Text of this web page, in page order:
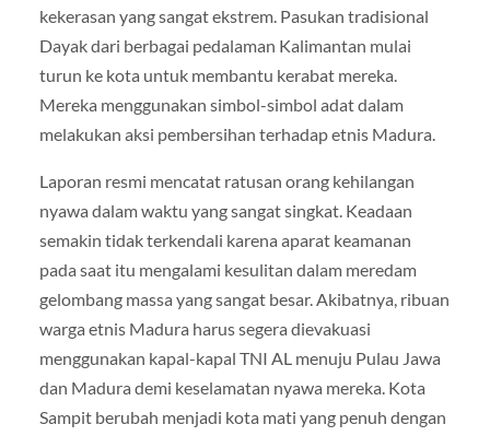
kekerasan yang sangat ekstrem. Pasukan tradisional
Dayak dari berbagai pedalaman Kalimantan mulai
turun ke kota untuk membantu kerabat mereka.
Mereka menggunakan simbol-simbol adat dalam
melakukan aksi pembersihan terhadap etnis Madura.
Laporan resmi mencatat ratusan orang kehilangan
nyawa dalam waktu yang sangat singkat. Keadaan
semakin tidak terkendali karena aparat keamanan
pada saat itu mengalami kesulitan dalam meredam
gelombang massa yang sangat besar. Akibatnya, ribuan
warga etnis Madura harus segera dievakuasi
menggunakan kapal-kapal TNI AL menuju Pulau Jawa
dan Madura demi keselamatan nyawa mereka. Kota
Sampit berubah menjadi kota mati yang penuh dengan